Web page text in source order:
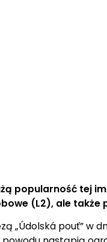
popularność tej
(L2), ale także
„Údolská pouť” w